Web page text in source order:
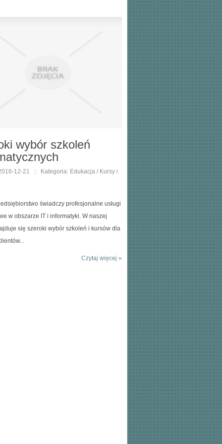
wybór szkoleń
12-21 :: Kategoria: Edukacja / Kursy i
świadczy profesjonalne usługi
w obszarze IT i informatyki. W naszej
się szeroki wybór szkoleń i kursów dla
Czytaj więcej »